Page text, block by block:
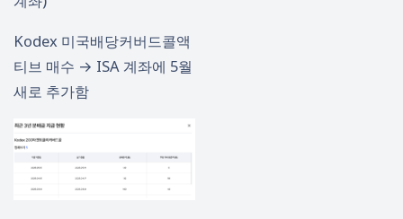
Kodex 미국배당커버드콜액
티브 매수 → ISA 계좌에 5월
새로 추가함